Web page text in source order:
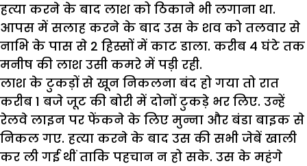
हत्या करने के बाद लाश को ठिकाने भी लगाना था.
आपस में सलाह करने के बाद उस के शव को तलवार से
नाभि के पास से 2 हिस्सों में काट डाला. करीब 4 घंटे तक
मनीष की लाश उसी कमरे में पड़ी रही.
लाश के टुकड़ों से खून निकलना बंद हो गया तो रात
करीब 1 बजे जूट की बोरी में दोनों टुकड़े भर लिए. उन्हें
रेलवे लाइन पर फेंकने के लिए मुन्ना और बंडा बाइक से
निकल गए. हत्या करने के बाद उस की सभी जेबें खाली
कर ली गई थीं ताकि पहचान न हो सके. उस के महंगे